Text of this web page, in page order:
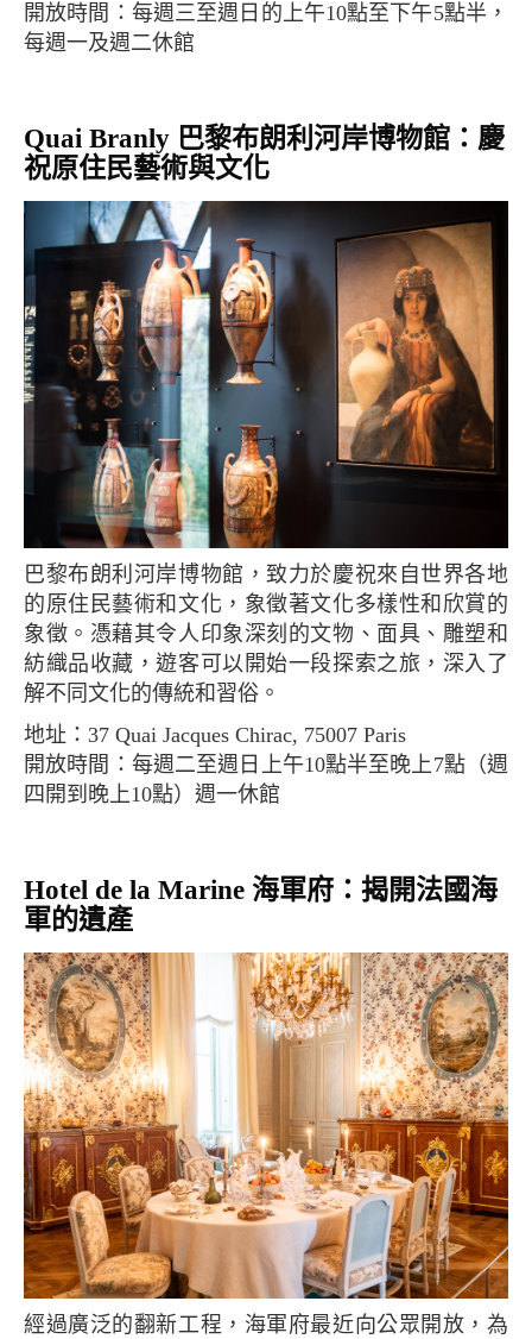
開放時間：每週三至週日的上午10點至下午5點半，
每週一及週二休館
Quai Branly 巴黎布朗利河岸博物館：慶
祝原住民藝術與文化
巴黎布朗利河岸博物館，致力於慶祝來自世界各地
的原住民藝術和文化，象徵著文化多樣性和欣賞的
象徵。憑藉其令人印象深刻的文物、面具、雕塑和
紡織品收藏，遊客可以開始一段探索之旅，深入了
解不同文化的傳統和習俗。
地址：37 Quai Jacques Chirac, 75007 Paris
開放時間：每週二至週日上午10點半至晚上7點（週
四開到晚上10點）週一休館
Hotel de la Marine 海軍府：揭開法國海
軍的遺產
經過廣泛的翻新工程，海軍府最近向公眾開放，為